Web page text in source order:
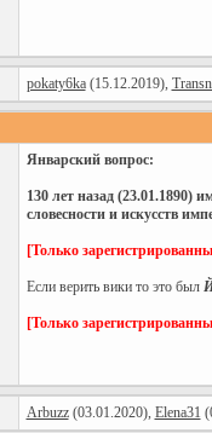
pokaty6ka(15.12.2019),
Январский вопрос:
130 лет назад (23.01.1890)
словесности и искусств
[Только
Если верить вики то это был
[Только
Arbuzz(03.01.2020), Elena31